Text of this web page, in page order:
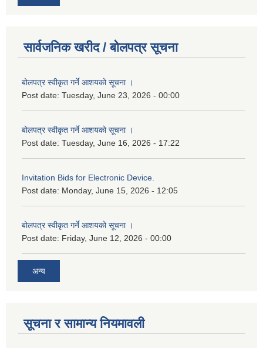
सार्वजनिक खरीद / बोलपत्र सूचना
बोलपत्र स्वीकृत गर्ने आशयको सूचना ।
Post date: Tuesday, June 23, 2026 - 00:00
बोलपत्र स्वीकृत गर्ने आशयको सूचना ।
Post date: Tuesday, June 16, 2026 - 17:22
Invitation Bids for Electronic Device.
Post date: Monday, June 15, 2026 - 12:05
बोलपत्र स्वीकृत गर्ने आशयको सूचना ।
Post date: Friday, June 12, 2026 - 00:00
अन्य
सूचना र सामान्य नियमावली